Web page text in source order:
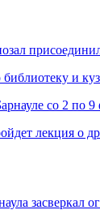
и
со 2 по 9
лекция о
засверкал